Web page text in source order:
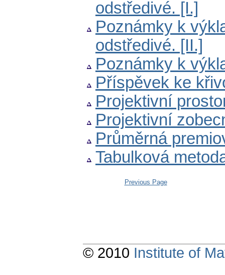
odstředivé. [I.]
Poznámky k
odstředivé. [II.]
Poznámky k
Příspěvek ke
Projektivní
Projektivní
Průměrná
Tabulková
Previous Page
© 2010 Institute of